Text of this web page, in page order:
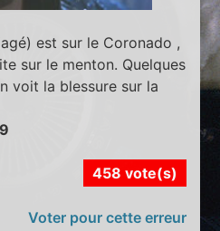
est sur le Coronado ,
sur le menton. Quelques
voit la blessure sur la
458 vote(s)
Voter pour cette erreur